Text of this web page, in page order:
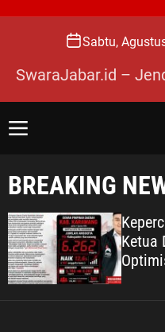
Sabtu,
SwaraJabar.id –
M
u
BREAKING
Ketua